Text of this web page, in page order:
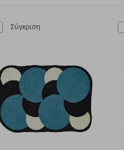
Σύγκριση